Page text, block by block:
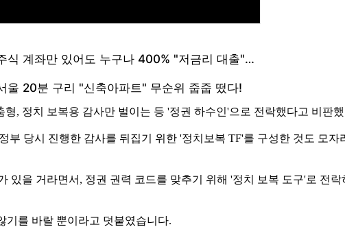
, 정치 보복용 감사만 벌이는 등 '정권 하수인'으로 전락했다고 비판
부 당시 진행한 감사를 뒤집기 위한 '정치보복 TF'를 구성한 것도 모
있을 거라면서, 정권 권력 코드를 맞추기 위해 '정치 보복 도구'로 전
기를 바랄 뿐이라고 덧붙였습니다.